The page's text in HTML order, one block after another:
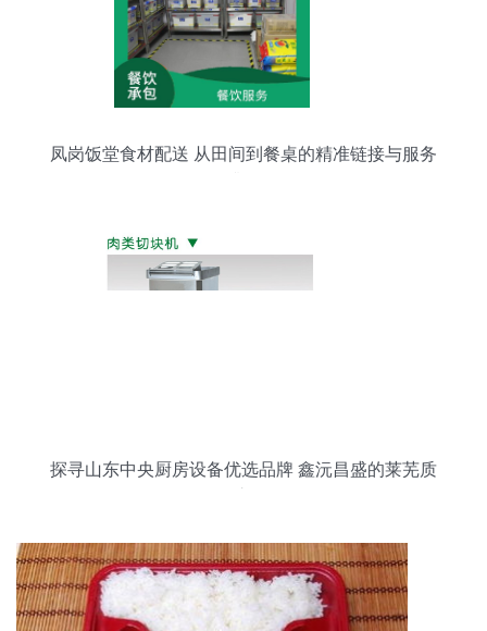
凤岗饭堂食材配送 从田间到餐桌的精准链接与服务
探寻山东中央厨房设备优选品牌 鑫沅昌盛的莱芜质